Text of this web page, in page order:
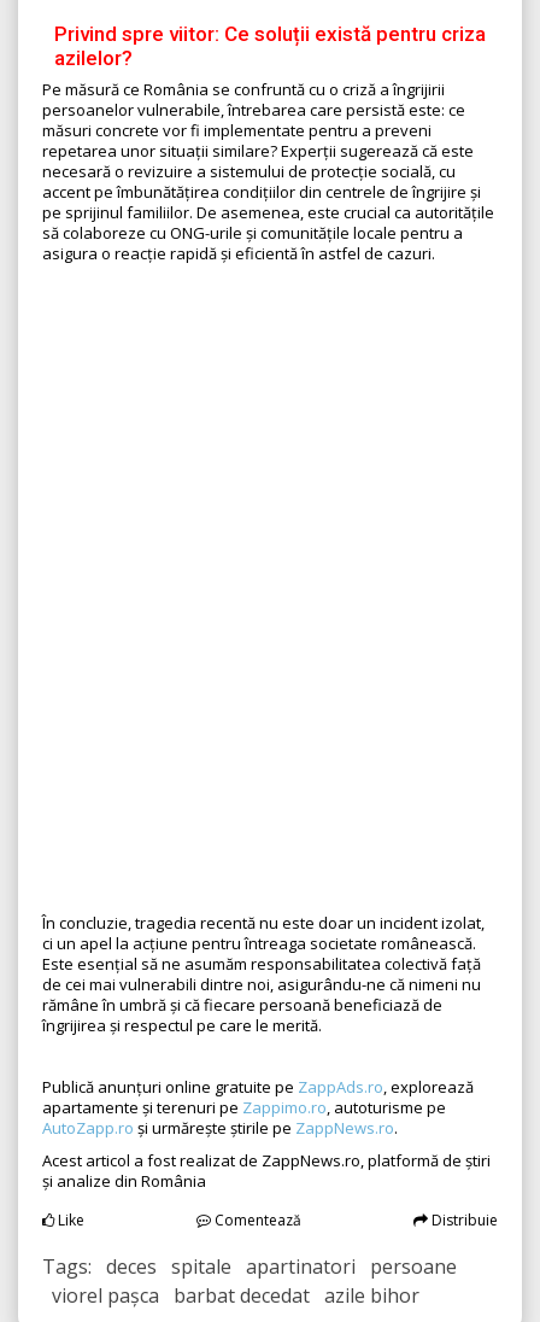
Privind spre viitor: Ce soluții există pentru criza
azilelor?
Pe măsură ce România se confruntă cu o criză a îngrijirii
persoanelor vulnerabile, întrebarea care persistă este: ce
măsuri concrete vor fi implementate pentru a preveni
repetarea unor situații similare? Experții sugerează că este
necesară o revizuire a sistemului de protecție socială, cu
accent pe îmbunătățirea condițiilor din centrele de îngrijire și
pe sprijinul familiilor. De asemenea, este crucial ca autoritățile
să colaboreze cu ONG-urile și comunitățile locale pentru a
asigura o reacție rapidă și eficientă în astfel de cazuri.
În concluzie, tragedia recentă nu este doar un incident izolat,
ci un apel la acțiune pentru întreaga societate românească.
Este esențial să ne asumăm responsabilitatea colectivă față
de cei mai vulnerabili dintre noi, asigurându-ne că nimeni nu
rămâne în umbră și că fiecare persoană beneficiază de
îngrijirea și respectul pe care le merită.
Publică anunțuri online gratuite pe ZappAds.ro, explorează
apartamente și terenuri pe Zappimo.ro, autoturisme pe
AutoZapp.ro și urmărește știrile pe ZappNews.ro.
Acest articol a fost realizat de ZappNews.ro, platformă de știri
și analize din România
Like Comentează Distribuie
Tags: deces spitale apartinatori persoane
viorel pașca barbat decedat azile bihor